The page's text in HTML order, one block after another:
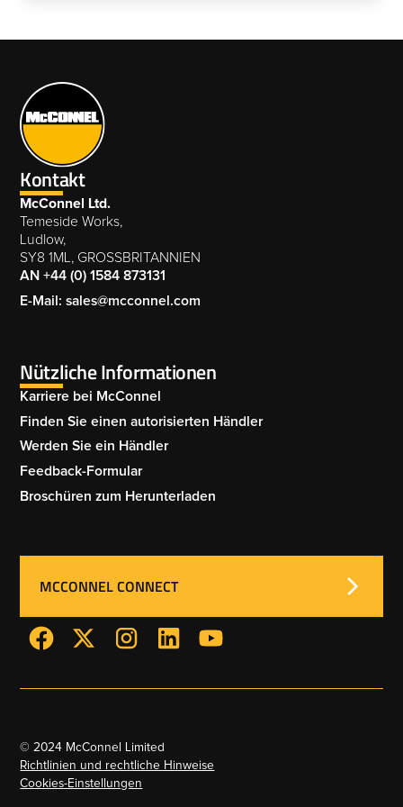
kann.
perfekt an die jeweilige Aufgabe anpassen.
Kontakt
McConnel Ltd.
Temeside Works,
Ludlow,
SY8 1ML, GROSSBRITANNIEN
AN +44 (0) 1584 873131
E-Mail: sales@mcconnel.com
Nützliche Informationen
Karriere bei McConnel
Finden Sie einen autorisierten Händler
Werden Sie ein Händler
Feedback-Formular
Broschüren zum Herunterladen
MCCONNEL CONNECT
© 2024 McConnel Limited
Richtlinien und rechtliche Hinweise
Cookies-Einstellungen